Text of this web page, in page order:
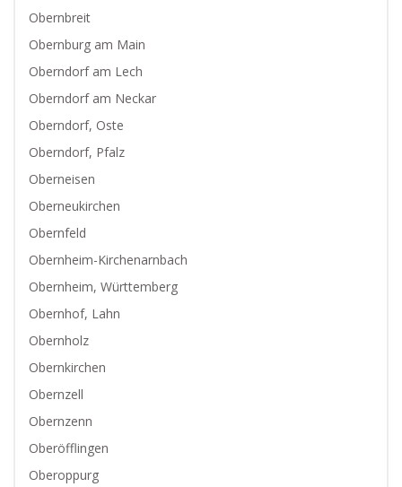
Obernbreit
Obernburg am Main
Oberndorf am Lech
Oberndorf am Neckar
Oberndorf, Oste
Oberndorf, Pfalz
Oberneisen
Oberneukirchen
Obernfeld
Obernheim-Kirchenarnbach
Obernheim, Württemberg
Obernhof, Lahn
Obernholz
Obernkirchen
Obernzell
Obernzenn
Oberöfflingen
Oberoppurg